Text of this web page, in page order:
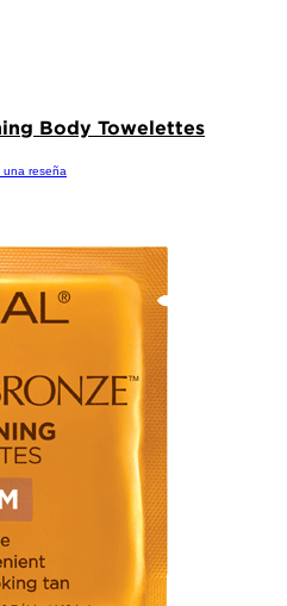
Body Towelettes
una reseña